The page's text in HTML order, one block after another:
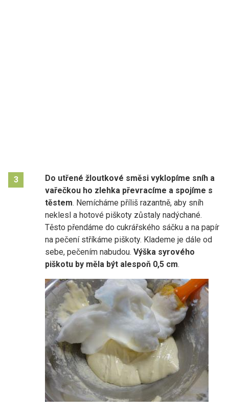
3
Do utřené žloutkové směsi vyklopíme sníh a
vařečkou ho zlehka převracíme a spojíme s
těstem. Nemícháme příliš razantně, aby sníh
neklesl a hotové piškoty zůstaly nadýchané.
Těsto přendáme do cukrářského sáčku a na papír
na pečení stříkáme piškoty. Klademe je dále od
sebe, pečením nabudou. Výška syrového
piškotu by měla být alespoň 0,5 cm.